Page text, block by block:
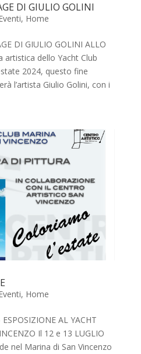
DI GIULIO GOLINI
, Home
DI GIULIO GOLINI ALLO
dello Yacht Club
2024, questo fine
l’artista Giulio Golini, con i
, Home
AL YACHT
Il 12 e 13 LUGLIO
nel Marina di San Vincenzo